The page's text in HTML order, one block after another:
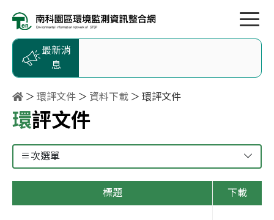
最新消
息
環評文件 資料下載 環評文件
環評文件
次選單
標題 下載